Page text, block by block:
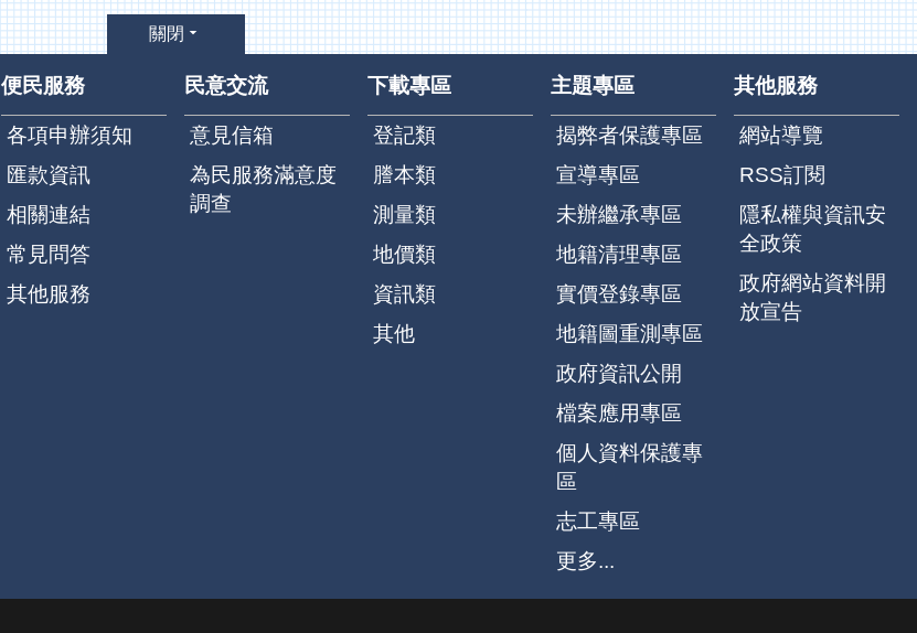
關閉
便民服務
各項申辦須知
匯款資訊
相關連結
常見問答
其他服務
民意交流
意見信箱
為民服務滿意度
調查
下載專區
登記類
謄本類
測量類
地價類
資訊類
其他
主題專區
揭弊者保護專區
宣導專區
未辦繼承專區
地籍清理專區
實價登錄專區
地籍圖重測專區
政府資訊公開
檔案應用專區
個人資料保護專
區
志工專區
更多...
其他服務
網站導覽
RSS訂閱
隱私權與資訊安
全政策
政府網站資料開
放宣告